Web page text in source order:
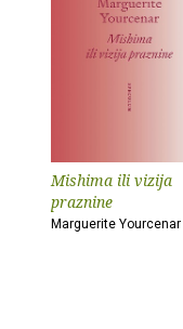
Mishima ili vizija
praznine
Marguerite Yourcenar